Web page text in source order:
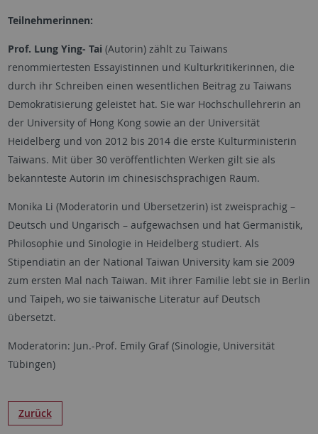
Teilnehmerinnen:
Prof. Lung Ying- Tai (Autorin) zählt zu Taiwans
renommiertesten Essayistinnen und Kulturkritikerinnen, die
durch ihr Schreiben einen wesentlichen Beitrag zu Taiwans
Demokratisierung geleistet hat. Sie war Hochschullehrerin an
der University of Hong Kong sowie an der Universität
Heidelberg und von 2012 bis 2014 die erste Kulturministerin
Taiwans. Mit über 30 veröffentlichten Werken gilt sie als
bekannteste Autorin im chinesischsprachigen Raum.
Monika Li (Moderatorin und Übersetzerin) ist zweisprachig –
Deutsch und Ungarisch – aufgewachsen und hat Germanistik,
Philosophie und Sinologie in Heidelberg studiert. Als
Stipendiatin an der National Taiwan University kam sie 2009
zum ersten Mal nach Taiwan. Mit ihrer Familie lebt sie in Berlin
und Taipeh, wo sie taiwanische Literatur auf Deutsch
übersetzt.
Moderatorin: Jun.-Prof. Emily Graf (Sinologie, Universität
Tübingen)
Zurück